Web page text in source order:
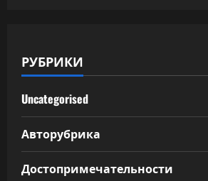
РУБРИКИ
Uncategorised
Авторубрика
Достопримечательности